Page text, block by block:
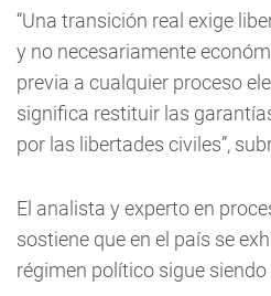
“Una transición real exige
y no necesariamente
previa a cualquier proceso
significa restituir las
por las libertades civiles”,
El analista y experto en
sostiene que en el país se
régimen político sigue siendo